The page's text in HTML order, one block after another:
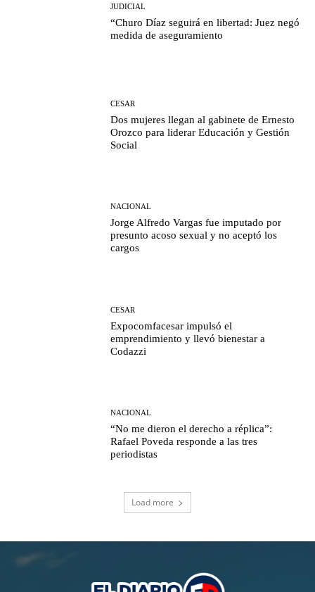
JUDICIAL
“Churo Díaz seguirá en libertad: Juez negó
medida de aseguramiento
CESAR
Dos mujeres llegan al gabinete de Ernesto
Orozco para liderar Educación y Gestión
Social
NACIONAL
Jorge Alfredo Vargas fue imputado por
presunto acoso sexual y no aceptó los
cargos
CESAR
Expocomfacesar impulsó el
emprendimiento y llevó bienestar a
Codazzi
NACIONAL
“No me dieron el derecho a réplica”:
Rafael Poveda responde a las tres
periodistas
Load more